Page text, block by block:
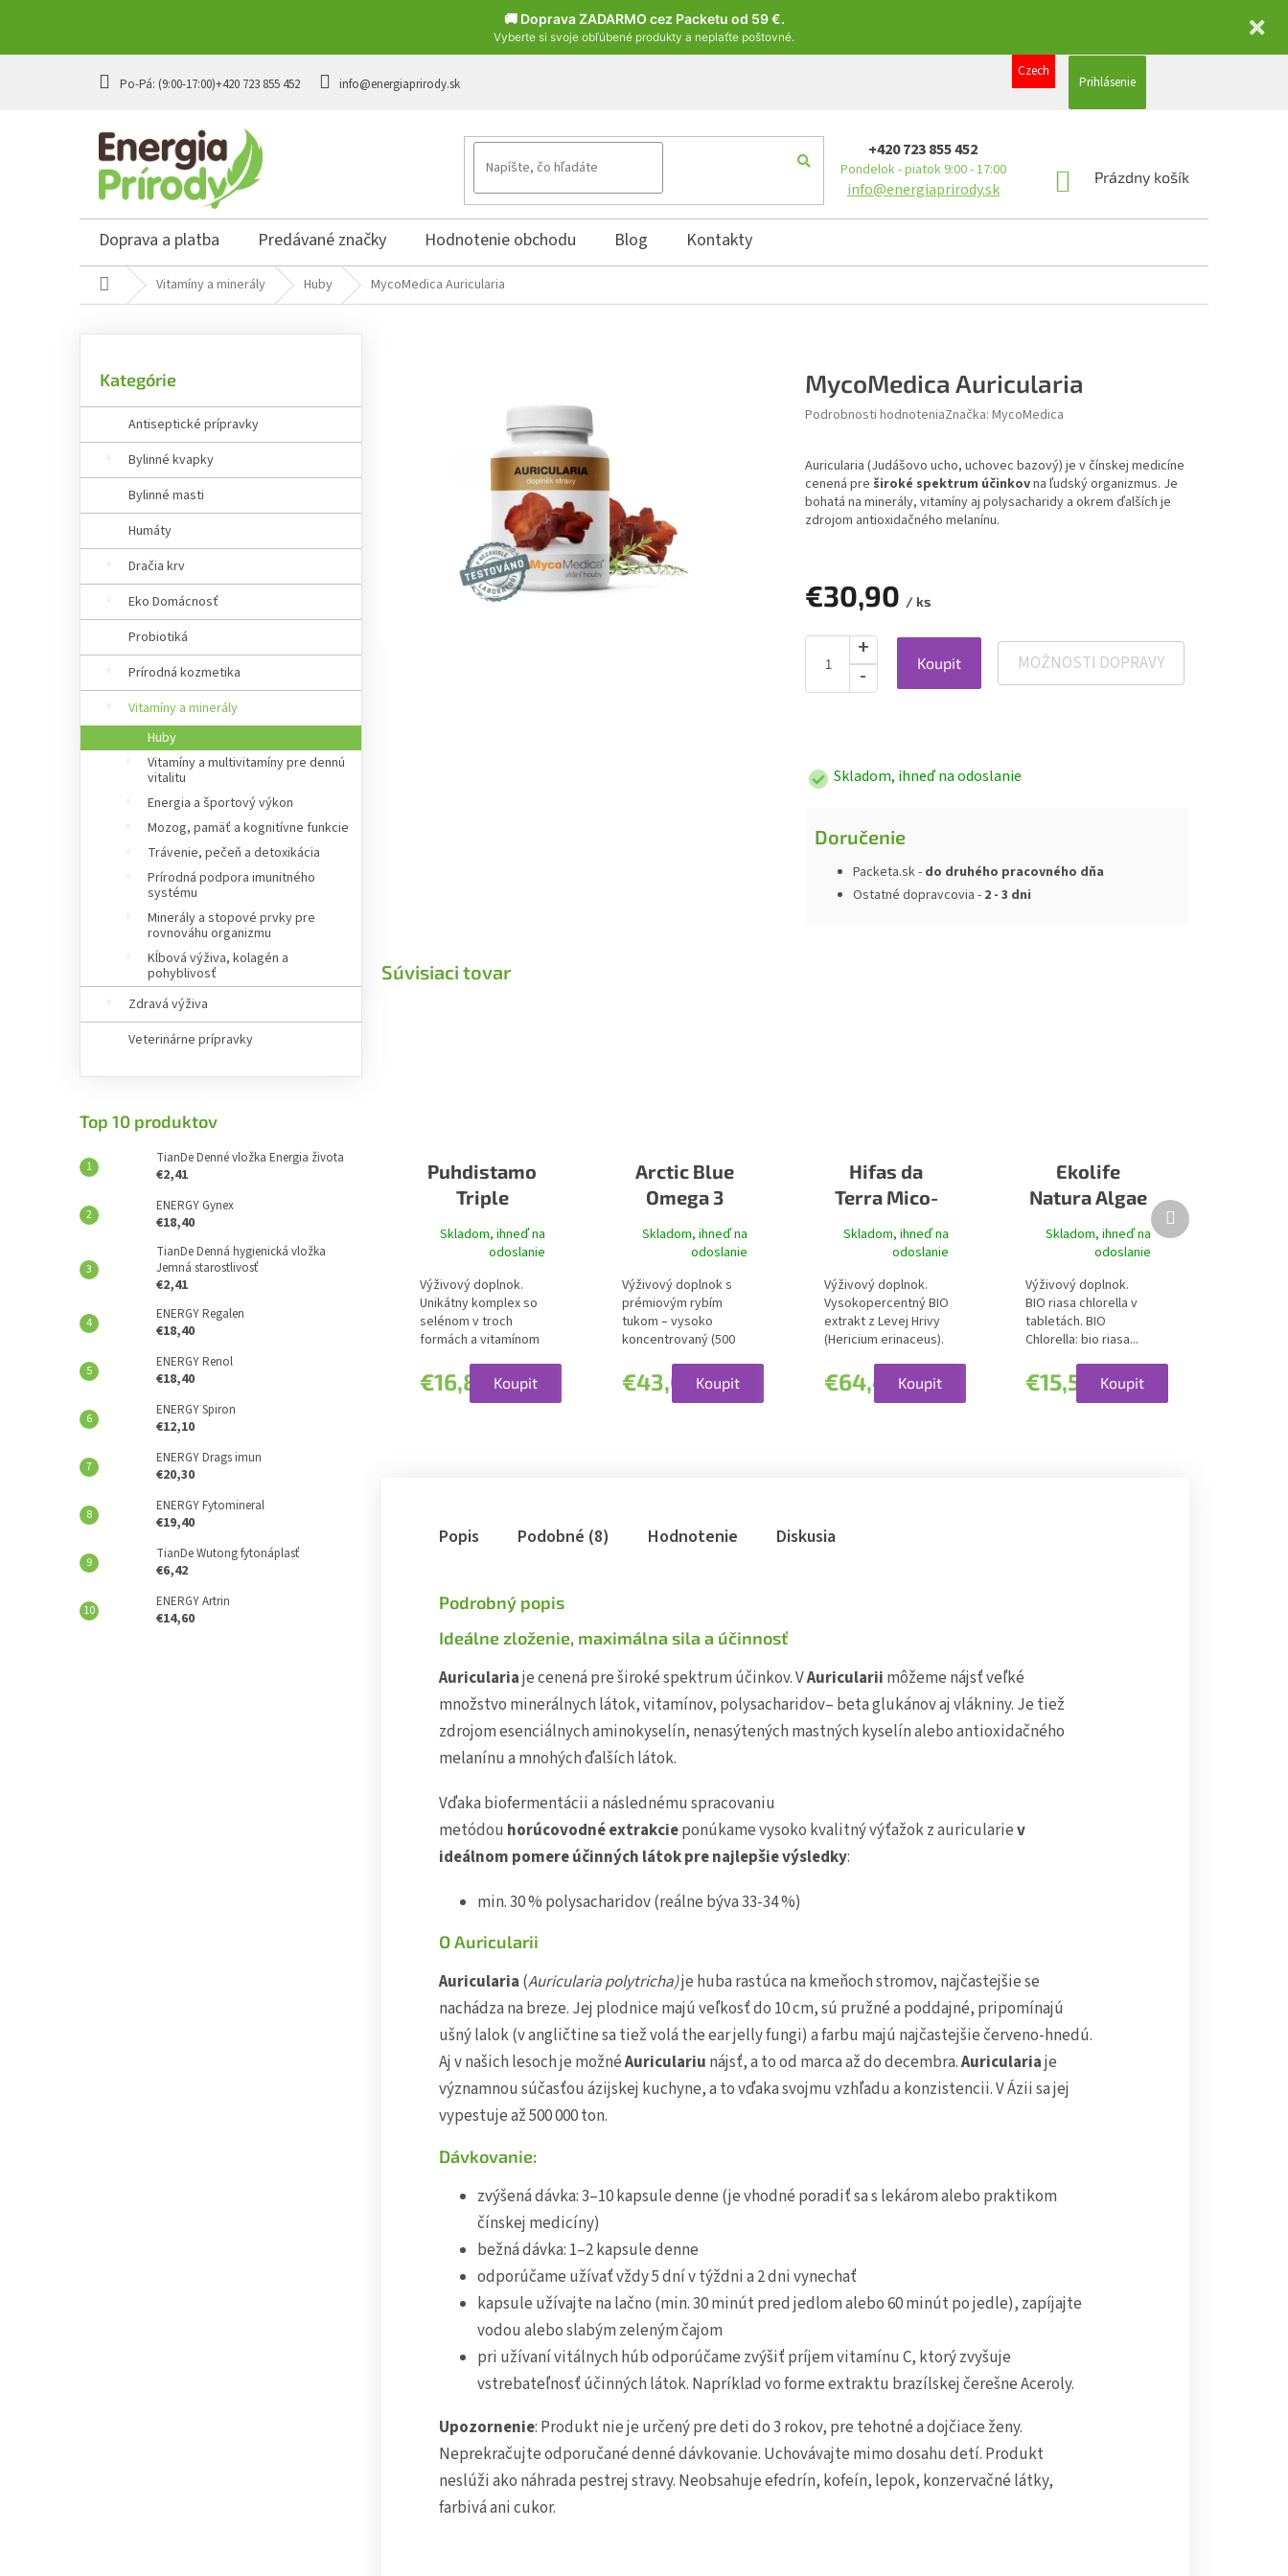
🚚 Doprava ZADARMO cez Packetu od 59 €.
Vyberte si svoje obľúbené produkty a neplaťte poštovné.
+420 723 855 452 info@energiaprirody.sk
Czech
Prihlásenie
+420 723 855 452
Pondelok - piatok 9:00 - 17:00
info@energiaprirody.sk
NÁKUPNÝ
Prázdny košík
Doprava a platba Predávané značky Hodnotenie obchodu Blog Kontakty
DomovVitamíny a minerály Huby MycoMedica Auricularia
o
a
e
kategórie
Kategórie
Antiseptické prípravky
Bylinné kvapky
Bylinné masti
Humáty
Dračia krv
Eko Domácnosť
Probiotiká
Prírodná kozmetika
Vitamíny a minerály
Huby
Vitamíny a multivitamíny pre dennú
vitalitu
Energia a športový výkon
Mozog, pamäť a kognitívne funkcie
Trávenie, pečeň a detoxikácia
Prírodná podpora imunitného
systému
Minerály a stopové prvky pre
rovnováhu organizmu
Kĺbová výživa, kolagén a
pohyblivosť
Zdravá výživa
Veterinárne prípravky
Top 10 produktov
TianDe Denné vložka Energia života
€2,41
ENERGY Gynex
€18,40
TianDe Denná hygienická vložka
Jemná starostlivosť
€2,41
ENERGY Regalen
€18,40
ENERGY Renol
€18,40
ENERGY Spiron
€12,10
ENERGY Drags imun
€20,30
ENERGY Fytomineral
€19,40
TianDe Wutong fytonáplasť
€6,42
ENERGY Artrin
€14,60
MycoMedica Auricularia
Podrobnosti hodnoteniaZnačka: MycoMedica
Auricularia (Judášovo ucho, uchovec bazový) je v čínskej medicíne
cenená pre široké spektrum účinkovna ľudský organizmus. Je
bohatá na minerály, vitamíny aj polysacharidy a okrem ďalších je
zdrojom antioxidačného melanínu.
€30,90 / ks
Koupit MOŽNOSTI DOPRAVY
Skladom, ihneď na odoslanie
Doručenie
Packeta.sk - do druhého pracovného dňa
Ostatné dopravcovia - 2 - 3 dni
Súvisiaci tovar
Puhdistamo
Triple
Selenium
Skladom, ihneď na
odoslanie
€16,85 Koupit
Výživový doplnok.
Unikátny komplex so
selénom v troch
formách a vitamínom
Arctic Blue
Omega 3
150ml
(500mg DHA,
750mg EPA)
Skladom, ihneď na
odoslanie
€43,08Koupit
Výživový doplnok s
prémiovým rybím
tukom – vysoko
koncentrovaný (500
EPA)....
Hifas da
Terra Mico-
Leo
(Hericium)
Skladom, ihneď na
odoslanie
€64,41 Koupit
Výživový doplnok.
Vysokopercentný BIO
extrakt z Levej Hrivy
(Hericium erinaceus).
Ekolife
Natura Algae
Chlorella
Organic
Skladom, ihneď na
odoslanie
€15,52 Koupit
Výživový doplnok.
BIO riasa chlorella v
tabletách. BIO
Chlorella: bio riasa...
Ďalší
produkt
Popis Podobné (8) Hodnotenie Diskusia
Podrobný popis
Ideálne zloženie, maximálna sila a účinnosť
Auriculariaje cenená pre široké spektrum účinkov. VAuricularii môžeme nájsť veľké
množstvo minerálnych látok, vitamínov, polysacharidov‒ beta glukánov aj vlákniny. Je tiež
zdrojom esenciálnych aminokyselín, nenasýtených mastných kyselín alebo antioxidačného
melanínu a mnohých ďalších látok.
Vďaka biofermentácii a následnému spracovaniu
metódou horúcovodnéextrakcieponúkame vysoko kvalitný výťažok z auriculariev
ideálnom pomere účinných látok pre najlepšie výsledky:
min. 30 % polysacharidov (reálne býva 33-34 %)
O Auricularii
Auricularia (Auricularia polytricha)je huba rastúca na kmeňoch stromov, najčastejšie se
nachádza na breze. Jej plodnice majú veľkosť do 10 cm, sú pružné a poddajné, pripomínajú
ušný lalok (v angličtine sa tiež volá the ear jelly fungi) a farbu majú najčastejšie červeno-hnedú.
Aj v našich lesoch je možnéAuriculariu nájsť, a to od marca až do decembra.Auriculariaje
významnou súčasťou ázijskej kuchyne, a to vďaka svojmu vzhľadu a konzistencii. V Ázii sa jej
vypestuje až 500 000 ton.
Dávkovanie:
zvýšená dávka: 3–10 kapsule denne (je vhodné poradiť sa s lekárom alebo praktikom
čínskej medicíny)
bežná dávka: 1–2 kapsule denne
odporúčame užívať vždy 5 dní v týždni a 2 dni vynechať
kapsule užívajte na lačno (min. 30 minút pred jedlom alebo 60 minút po jedle), zapíjajte
vodou alebo slabým zeleným čajom
pri užívaní vitálnych húb odporúčame zvýšiť príjem vitamínu C, ktorý zvyšuje
vstrebateľnosť účinných látok. Napríklad vo forme extraktu brazílskej čerešne Aceroly.
Upozornenie: Produkt nie je určený pre deti do 3 rokov, pre tehotné a dojčiace ženy.
Neprekračujte odporučané denné dávkovanie. Uchovávajte mimo dosahu detí. Produkt
neslúži ako náhrada pestrej stravy. Neobsahuje efedrín, kofeín, lepok, konzervačné látky,
farbivá ani cukor.